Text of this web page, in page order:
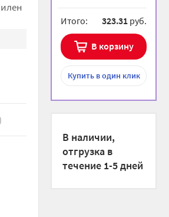
Итого: 323.31 руб.
В корзину
Купитьв один клик
В наличии,
отгрузка в
течение 1-5 дней